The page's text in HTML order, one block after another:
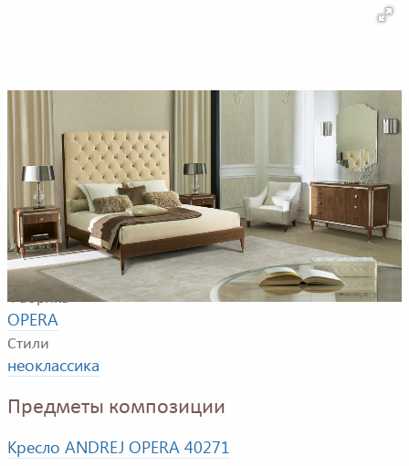
Пример композиции для спальной комнаты. В
композицию входят: двуспальная кровать,
прикроватные тумбочки, кресло, комод, зеркало
Фабрика
OPERA
Стили
неоклассика
Предметы композиции
Кресло ANDREJ OPERA 40271